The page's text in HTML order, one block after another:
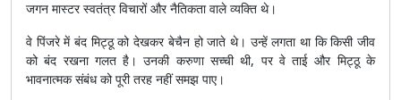
जगन मास्टर स्वतंत्र विचारों और नैतिकता वाले व्यक्ति थे।
वे पिंजरे में बंद मिट्ठू को देखकर बेचैन हो जाते थे। उन्हें लगता था कि किसी जीव
को बंद रखना गलत है। उनकी करुणा सच्ची थी, पर वे ताई और मिट्ठू के
भावनात्मक संबंध को पूरी तरह नहीं समझ पाए।